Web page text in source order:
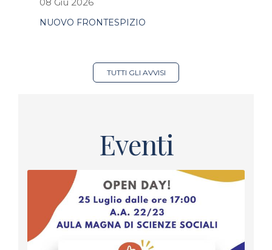
NUOVO FRONTESPIZIO
TUTTI GLI AVVISI
Eventi